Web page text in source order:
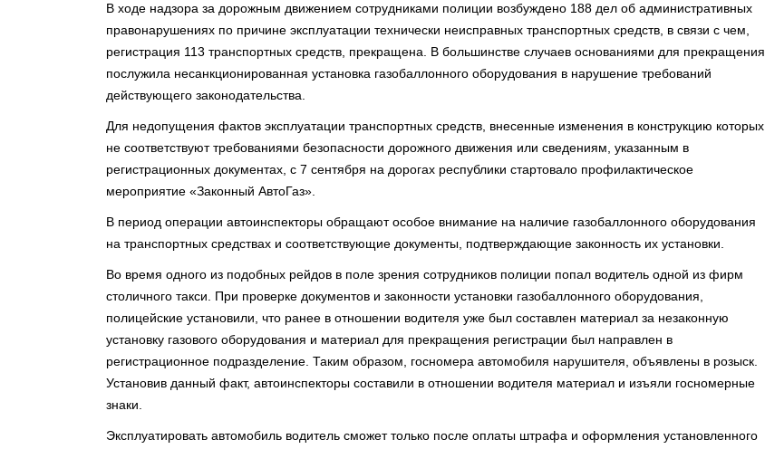
В ходе надзора за дорожным движением сотрудниками полиции возбуждено 188 дел об административных
правонарушениях по причине эксплуатации технически неисправных транспортных средств, в связи с чем,
регистрация 113 транспортных средств, прекращена. В большинстве случаев основаниями для прекращения
послужила несанкционированная установка газобаллонного оборудования в нарушение требований
действующего законодательства.
Для недопущения фактов эксплуатации транспортных средств, внесенные изменения в конструкцию которых,
не соответствуют требованиями безопасности дорожного движения или сведениям, указанным в
регистрационных документах, с 7 сентября на дорогах республики стартовало профилактическое
мероприятие «Законный АвтоГаз».
В период операции автоинспекторы обращают особое внимание на наличие газобаллонного оборудования
на транспортных средствах и соответствующие документы, подтверждающие законность их установки.
Во время одного из подобных рейдов в поле зрения сотрудников полиции попал водитель одной из фирм
столичного такси. При проверке документов и законности установки газобаллонного оборудования,
полицейские установили, что ранее в отношении водителя уже был составлен материал за незаконную
установку газового оборудования и материал для прекращения регистрации был направлен в
регистрационное подразделение. Таким образом, госномера автомобиля нарушителя, объявлены в розыск.
Установив данный факт, автоинспекторы составили в отношении водителя материал и изъяли госномерные
знаки.
Эксплуатировать автомобиль водитель сможет только после оплаты штрафа и оформления установленного